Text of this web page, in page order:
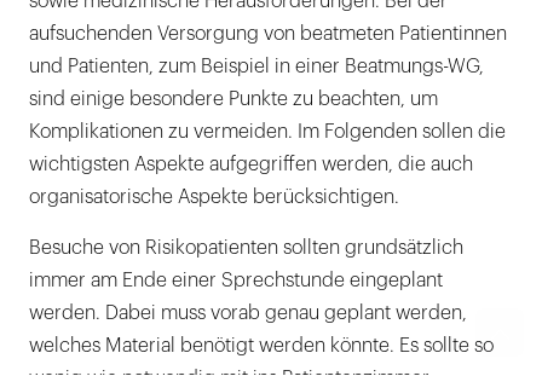
aufsuchenden Versorgung von beatmeten Patientinnen
und Patienten, zum Beispiel in einer Beatmungs-WG,
sind einige besondere Punkte zu beachten, um
Komplikationen zu vermeiden. Im Folgenden sollen die
wichtigsten Aspekte aufgegriffen werden, die auch
organisatorische Aspekte berücksichtigen.
Besuche von Risikopatienten sollten grundsätzlich
immer am Ende einer Sprechstunde eingeplant
werden. Dabei muss vorab genau geplant werden,
welches Material benötigt werden könnte. Es sollte so